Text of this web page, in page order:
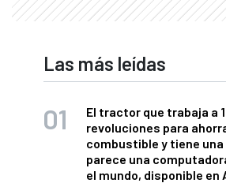
Las más leídas
El tractor que trabaja a
revoluciones para
combustible y tiene una
parece una
el mundo, disponible en